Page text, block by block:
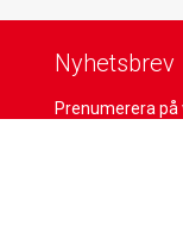
Nyhetsbrev
Prenumerera